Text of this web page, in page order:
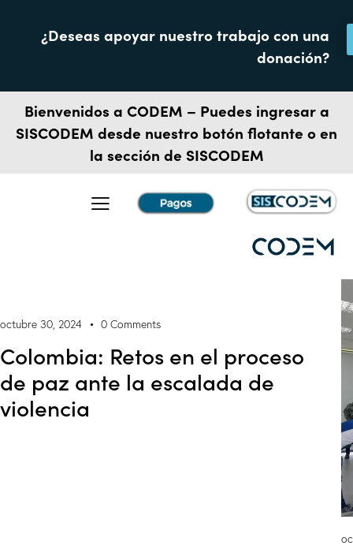
¿Deseas apoyar nuestro trabajo con una
donación?
Bienvenidos a CODEM – Puedes ingresar a
SISCODEM desde nuestro botón flotante o en
la sección de SISCODEM
octubre 30, 2024 0 Comments
Colombia: Retos en el proceso
de paz ante la escalada de
violencia